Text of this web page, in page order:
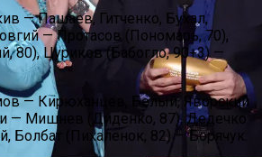
Двое Погибших
— Пашаев, Гитченко, Бухал,
— Протасов (Пономарь, 70),
80), Цуриков (Бабогло, 90+3) —
— Кирюханцев, Белый, Яворский
— Мишнев (Диденко, 87), Дедечко
Болбат (Пихаленок, 82) — Борячук.